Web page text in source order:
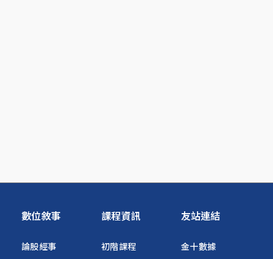
數位敘事
論股經事
課程資訊
初階課程
友站連結
金十數據